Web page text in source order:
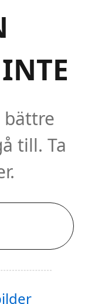
bättre
till. Ta